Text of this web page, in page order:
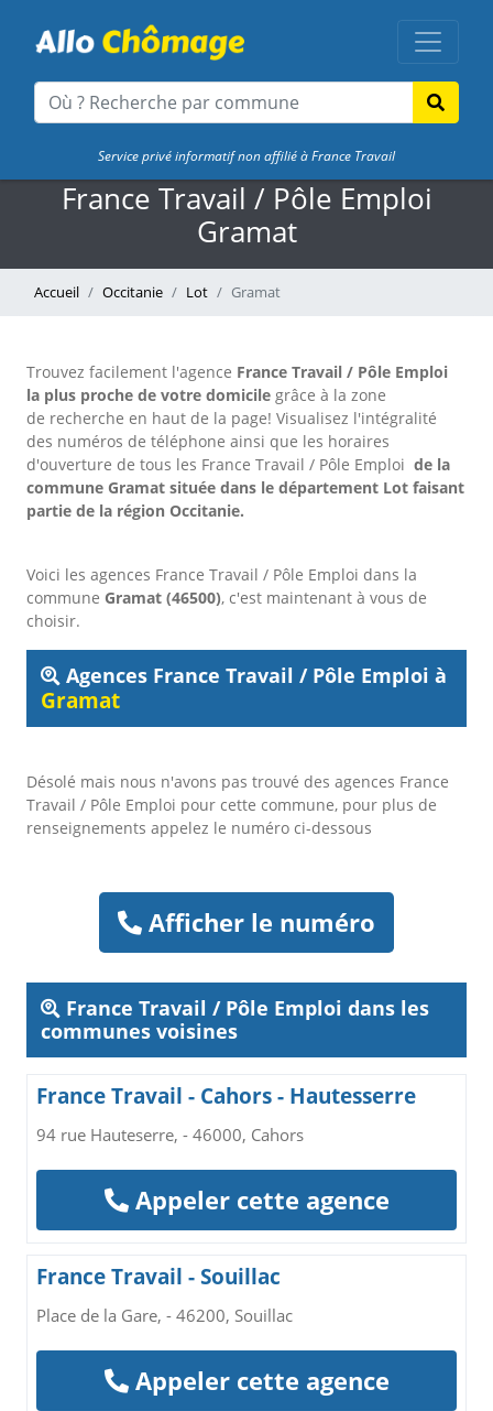
Service privé informatif non affilié à France Travail
France Travail / Pôle Emploi
Gramat
Accueil Occitanie Lot Gramat
Trouvez facilement l'agence France Travail / Pôle Emploi
la plus proche de votre domicile grâce à la zone
de recherche en haut de la page! Visualisez l'intégralité
des numéros de téléphone ainsi que les horaires
d'ouverture de tous les France Travail / Pôle Emploi de la
commune Gramat située dans le département Lot faisant
partie de la région Occitanie.
Voici les agences France Travail / Pôle Emploi dans la
commune Gramat (46500), c'est maintenant à vous de
choisir.
Agences France Travail / Pôle Emploi à
Gramat
Désolé mais nous n'avons pas trouvé des agences France
Travail / Pôle Emploi pour cette commune, pour plus de
renseignements appelez le numéro ci-dessous
Afficher le numéro
France Travail / Pôle Emploi dans les
communes voisines
France Travail - Cahors - Hautesserre
94 rue Hauteserre, - 46000, Cahors
Appeler cette agence
France Travail - Souillac
Place de la Gare, - 46200, Souillac
Appeler cette agence